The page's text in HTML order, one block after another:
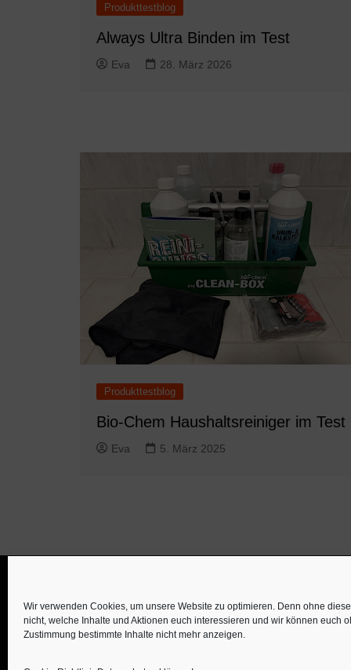
Wir verwenden Cookies, um unsere Website zu optimieren. Denn ohne
nicht, welche Inhalte und Aktionen euch interessieren und wir können euch
Zustimmung bestimmte Inhalte nicht mehr anzeigen.
Produkttestblog
Always Ultra Binden im Test
Eva 28. März 2026
Produkttestblog
Bio-Chem Haushaltsreiniger im Test
Eva 5. März 2025